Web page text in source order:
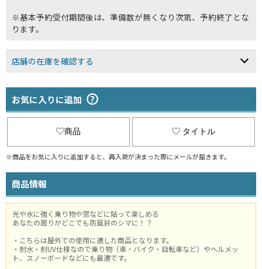
※基本予約受付期間後は、準備数が無くなり次第、予約終了とな
ります。
店舗の在庫を確認する
お気に入りに追加
商品 タイトル
※商品をお気に入りに追加すると、再入荷が決まった際にメールが届きます。
商品情報
光や水に強く乗り物や窓などに貼って楽しめる
あなたの周りがどこでも防風鈴のシマに！？
・こちらは屋外での使用に適した商品となります。
・耐水・耐UV仕様なので乗り物（車・バイク・自転車など）やヘルメッ
ト、スノーボードなどにも最適です。